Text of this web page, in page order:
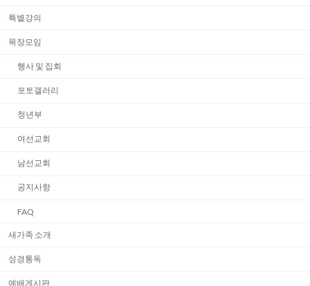
특별강의
목장모임
행사 및 집회
포토갤러리
청년부
여선교회
남선교회
공지사항
FAQ
새가족 소개
성경통독
예배게시판